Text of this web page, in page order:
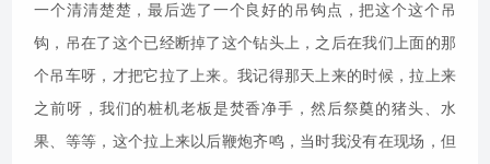
一个清清楚楚，最后选了一个良好的吊钩点，把这个这个吊
钩，吊在了这个已经断掉了这个钻头上，之后在我们上面的那
个吊车呀，才把它拉了上来。我记得那天上来的时候，拉上来
之前呀，我们的桩机老板是焚香净手，然后祭奠的猪头、水
果、等等，这个拉上来以后鞭炮齐鸣，当时我没有在现场，但